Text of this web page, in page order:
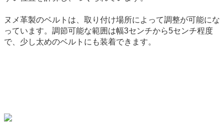
ヌメ革製のベルトは、取り付け場所によって調整が可能にな
っています。調節可能な範囲は幅3センチから5センチ程度
で、少し太めのベルトにも装着できます。